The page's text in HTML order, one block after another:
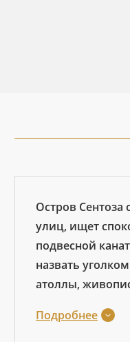
Остров Сентоза
улиц, ищет
подвесной
назвать
атоллы,
Подробнее